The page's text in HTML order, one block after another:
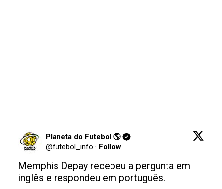
Planeta do Futebol 🌎
@futebol_info · Follow
Memphis Depay recebeu a pergunta em
inglês e respondeu em português.